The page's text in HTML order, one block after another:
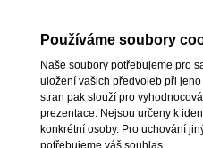
Používáme soubory
Naše soubory potřebujeme pro
uložení vašich předvoleb při
stran pak slouží pro
prezentace. Nejsou určeny k
konkrétní osoby. Pro uchování
potřebujeme váš souhlas.